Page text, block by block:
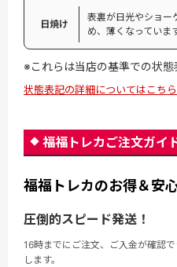
日焼け
表裏が日光やショー
め、薄くなっています
※これらは当店の基準での状態
状態表記の詳細についてはこち
福福トレカご注文ガイ
福福トレカのお得＆安
圧倒的スピード発送！
16時までにご注文、ご入金が確認
します。